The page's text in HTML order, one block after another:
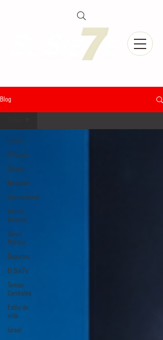
Blog
Todas
Chiapas
Sports
Nacional
Internacional
Interés
General
Selva
Política
Deportes
El Sie7e
Temas
Centrales
Estilo de
vida
Israel